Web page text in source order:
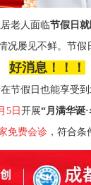
老人面临节假日
况屡见不鲜。 节假
好消息！！！
节假日也能享受
5 日 开展“月满华诞
免费会诊 ， 符合条